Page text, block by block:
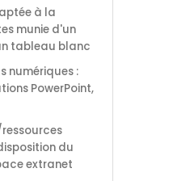
à la
munie d'un
tableau blanc
numériques :
PowerPoint,
du
extranet